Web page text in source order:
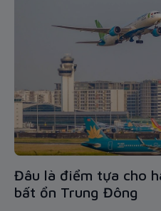
Đâu là điểm tựa cho
bất ổn Trung Đông